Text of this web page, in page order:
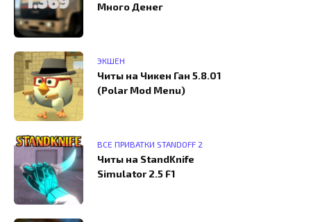
Много Денег
ЭКШЕН
Читы на Чикен Ган 5.8.01
(Polar Mod Menu)
ВСЕ ПРИВАТКИ STANDOFF 2
Читы на StandKnife
Simulator 2.5 F1